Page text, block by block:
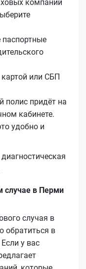
компаний
паспортные
или СБП
полис придёт на
кабинете.
удобно и
случае в Перми
случая в
обратиться в
у вас